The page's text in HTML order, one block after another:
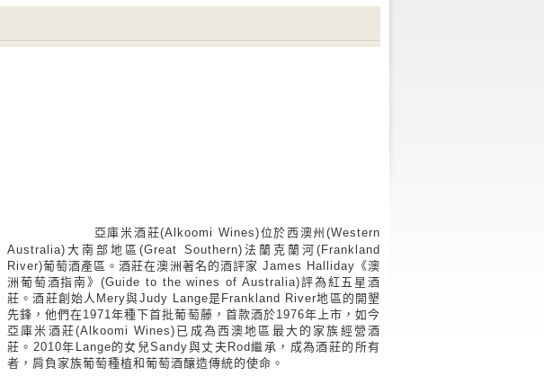
亞庫米酒莊(Alkoomi Wines)位於西澳州(Western
Australia)大南部地區(Great Southern)法蘭克蘭河(Frankland
River)葡萄酒產區。酒莊在澳洲著名的酒評家 James Halliday《澳
洲葡萄酒指南》(Guide to the wines of Australia)評為紅五星酒
莊。酒莊創始人Mery與Judy Lange是Frankland River地區的開墾
先鋒，他們在1971年種下首批葡萄藤，首款酒於1976年上市，如今
亞庫米酒莊(Alkoomi Wines)已成為西澳地區最大的家族經營酒
莊。2010年Lange的女兒Sandy與丈夫Rod繼承，成為酒莊的所有
者，肩負家族葡萄種植和葡萄酒釀造傳統的使命。